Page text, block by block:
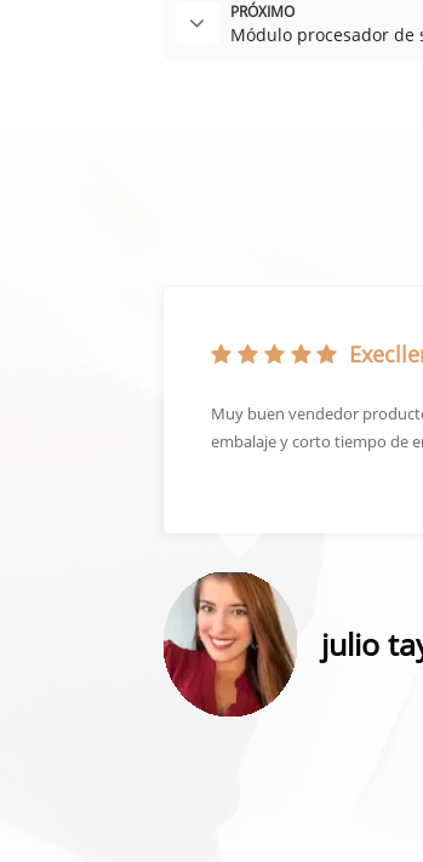
PRÓXIMO
Módulo procesador de
Muy buen vendedor
embalaje y corto tiempo de
julio